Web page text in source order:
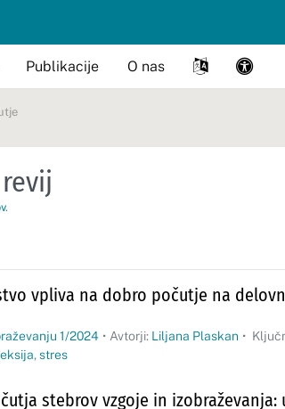
Publikacije O nas
.
vpliva na dobro počutje na
1/2024 • Avtorji: Liljana Plaskan •
, stres
stebrov vzgoje in izobraževanja: